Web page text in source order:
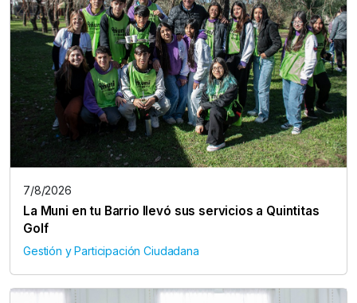
7/8/2026
La Muni en tu Barrio llevó sus servicios a Quintitas
Golf
Gestión y Participación Ciudadana